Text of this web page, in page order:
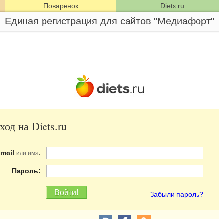
Поварёнок Diets.ru
Единая регистрация для сайтов "Медиафорт"
на Diets.ru
или имя:
Пароль:
Забыли пароль?